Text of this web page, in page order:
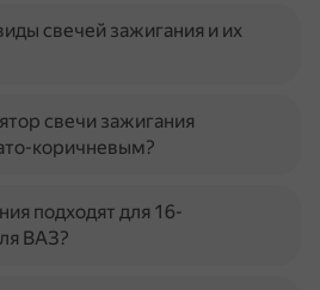
свечей зажигания и их
свечи зажигания
коричневым?
подходят для 16-
ВАЗ?